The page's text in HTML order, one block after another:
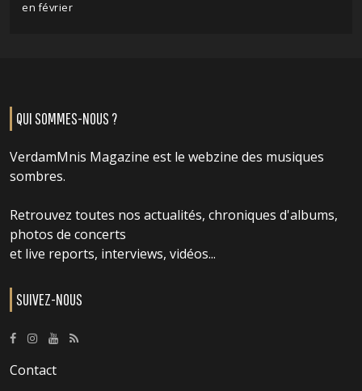
en février
QUI SOMMES-NOUS ?
VerdamMnis Magazine est le webzine des musiques
sombres.
Retrouvez toutes nos actualités, chroniques d'albums,
photos de concerts
et live reports, interviews, vidéos...
SUIVEZ-NOUS
Contact